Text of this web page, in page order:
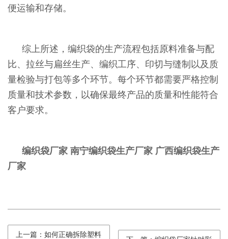
便运输和存储。
综上所述，编织袋的生产流程包括原料准备与配
比、拉丝与扁丝生产、编织工序、印切与缝制以及质
量检验与打包等多个环节。每个环节都需要严格控制
质量和技术参数，以确保最终产品的质量和性能符合
客户要求。
编织袋厂家 南宁编织袋生产厂家 广西编织袋生产
厂家
上一篇：如何正确拆除塑料